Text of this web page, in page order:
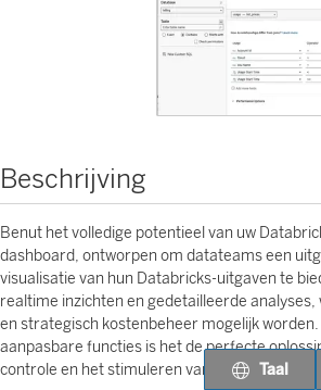
Beschrijving
Benut het volledige potentieel van uw
dashboard, ontworpen om datateams een
visualisatie van hun Databricks-uitgaven te
realtime inzichten en gedetailleerde
en strategisch kostenbeheer mogelijk
aanpasbare functies is het de perfecte
controle en het stimuleren van efficiëntie in
Taal